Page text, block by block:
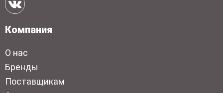
Компания
О нас
Бренды
Поставщикам